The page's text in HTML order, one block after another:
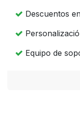
Descuentos
Equipo de